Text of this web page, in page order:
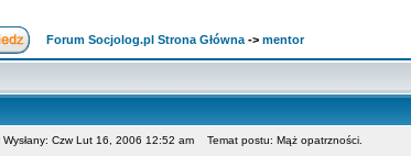
Forum Socjolog.pl Strona Główna -> mentor
Wysłany: Czw Lut 16, 2006 12:52 am Temat postu: Mąż opatrzności.